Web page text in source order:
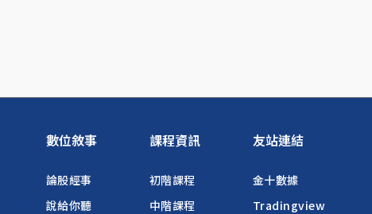
數位敘事
論股經事
說給你聽
課程資訊
初階課程
中階課程
友站連結
金十數據
Tradingview